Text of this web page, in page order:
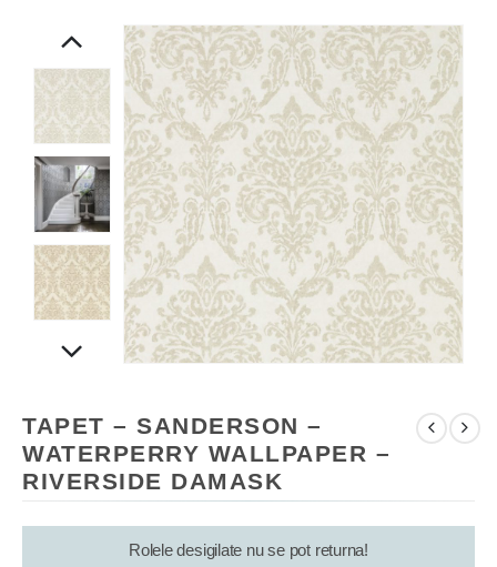
TAPET – SANDERSON –
WATERPERRY WALLPAPER –
RIVERSIDE DAMASK
Rolele desigilate nu se pot returna!